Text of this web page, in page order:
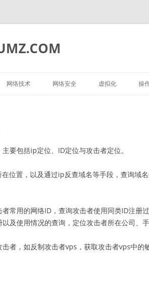
网络技术 网络安全 虚拟化 操
要包括ip定位、ID定位与攻击者定位。
位置，以及通过ip反查域名等手段，查询域
常用的网络ID，查询攻击者使用同类ID注册
及使用情况的查询，定位攻击者所在公司、
者，如反制攻击者vps，获取攻击者vps中的